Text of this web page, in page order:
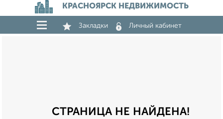
КРАСНОЯРСК НЕДВИЖИМОСТЬ
Закладки Личный кабинет
СТРАНИЦА НЕ НАЙДЕНА!